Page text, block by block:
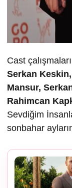
Cast
Serkan
Mansur,
Rahimcan
Sevdiğim
sonbahar